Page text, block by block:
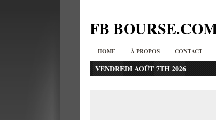
FB
HOME À PROPOS CONTACT
VENDREDI AOÛT 7TH 2026